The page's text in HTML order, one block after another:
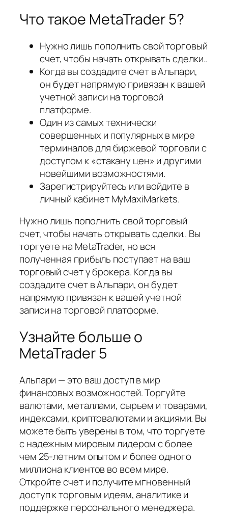
Что такое MetaTrader 5?
Нужно лишь пополнить свой торговый
счет, чтобы начать открывать сделки..
Когда вы создадите счет в Альпари,
он будет напрямую привязан к вашей
учетной записи на торговой
платформе.
Один из самых технически
совершенных и популярных в мире
терминалов для биржевой торговли с
доступом к «стакану цен» и другими
новейшими возможностями.
Зарегистрируйтесь или войдите в
личный кабинет MyMaxiMarkets.
Нужно лишь пополнить свой торговый
счет, чтобы начать открывать сделки.. Вы
торгуете на MetaTrader, но вся
полученная прибыль поступает на ваш
торговый счет у брокера. Когда вы
создадите счет в Альпари, он будет
напрямую привязан к вашей учетной
записи на торговой платформе.
Узнайте больше о
MetaTrader 5
Альпари — это ваш доступ в мир
финансовых возможностей. Торгуйте
валютами, металлами, сырьем и товарами,
индексами, криптовалютами и акциями. Вы
можете быть уверены в том, что торгуете
с надежным мировым лидером с более
чем 25-летним опытом и более одного
миллиона клиентов во всем мире.
Откройте счет и получите мгновенный
доступ к торговым идеям, аналитике и
поддержке персонального менеджера.